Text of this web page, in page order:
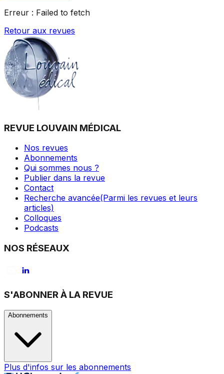
Erreur : Failed to fetch
Retour aux revues
REVUE LOUVAIN MÉDICAL
Nos revues
Abonnements
Qui sommes nous ?
Publier dans la revue
Contact
Recherche avancée(Parmi les revues et leurs
articles)
Colloques
Podcasts
NOS RÉSEAUX
S'ABONNER À LA REVUE
Abonnements
Plus d'infos sur les abonnements